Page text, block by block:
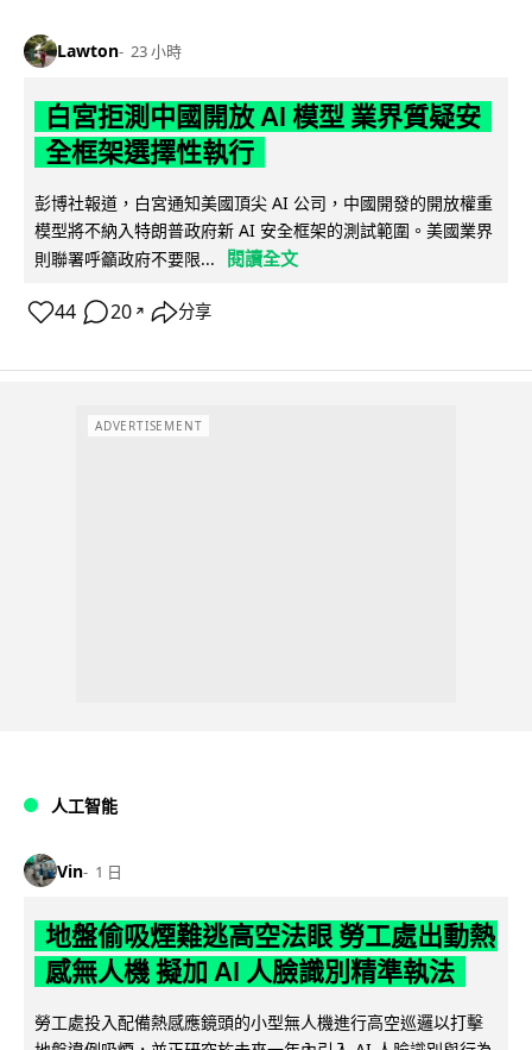
Lawton 23 小時
白宮拒測中國開放 AI 模型 業界質疑安
全框架選擇性執行
彭博社報道，白宮通知美國頂尖 AI 公司，中國開發的開放權重
模型將不納入特朗普政府新 AI 安全框架的測試範圍。美國業界
則聯署呼籲政府不要限...
閱讀全文
44 20 ↗ 分享
ADVERTISEMENT
人工智能
Vin 1 日
地盤偷吸煙難逃高空法眼 勞工處出動熱
感無人機 擬加 AI 人臉識別精準執法
勞工處投入配備熱感應鏡頭的小型無人機進行高空巡邏以打擊